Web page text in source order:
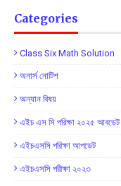
Categories
Class Six Math Solution
অনার্স নোটিশ
অন্যান বিষয়
এইচ এস সি পরিক্ষা ২০২৫ আবডেট
এইচএসসি পরিক্ষা আপডেট
এইচএসসি পরীক্ষা ২০২৩